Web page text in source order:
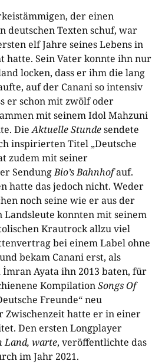
der einen
deutschen Texten schuf, war
elf Jahre seines Lebens in
hatte. Sein Vater konnte ihn nur
locken, dass er ihm die lang
auf der Canani so intensiv
er schon mit zwölf oder
mit seinem Idol Mahzuni
DieAktuelle Stundesendete
inspirierten Titel „Deutsche
zudem mit seiner
SendungBio’s Bahnhofauf.
hatte das jedoch nicht. Weder
noch seine wie er aus der
Landsleute konnten mit seinem
Krautrock allzu viel
bei einem Label ohne
bekam Canani erst, als
Ayata ihn 2013 baten, für
KompilationSongs Of
Freunde“ neu
Zwischenzeit hatte er in einer
Den ersten Longplayer
Land, warte, veröffentlichte das
im Jahr 2021.